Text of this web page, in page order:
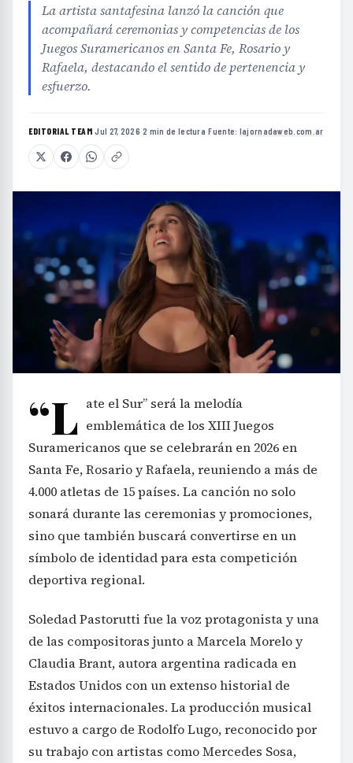
La artista santafesina lanzó la canción que
acompañará ceremonias y competencias de los
Juegos Suramericanos en Santa Fe, Rosario y
Rafaela, destacando el sentido de pertenencia y
esfuerzo.
EDITORIAL TEAM·Jul 27, 2026·2 min de lectura·Fuente: lajornadaweb.com.ar
“L ate el Sur” será la melodía
emblemática de los XIII Juegos
Suramericanos que se celebrarán en 2026 en
Santa Fe, Rosario y Rafaela, reuniendo a más de
4.000 atletas de 15 países. La canción no solo
sonará durante las ceremonias y promociones,
sino que también buscará convertirse en un
símbolo de identidad para esta competición
deportiva regional.
Soledad Pastorutti fue la voz protagonista y una
de las compositoras junto a Marcela Morelo y
Claudia Brant, autora argentina radicada en
Estados Unidos con un extenso historial de
éxitos internacionales. La producción musical
estuvo a cargo de Rodolfo Lugo, reconocido por
su trabajo con artistas como Mercedes Sosa,